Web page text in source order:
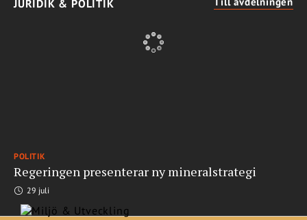
JURIDIK & POLITIK
POLITIK
Regeringen presenterar ny mineralstrategi
29 juli